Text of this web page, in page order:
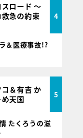
ロード ～
急の約束
4
＆医療事故!?
＆有吉 か
め天国
5
たくろうの滋